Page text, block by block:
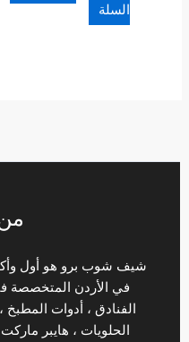
السلة
شيف شوب برو هو أول
في الأردن المتخصصة
الفنادق ، أدوات
الحلويات ، هايبر